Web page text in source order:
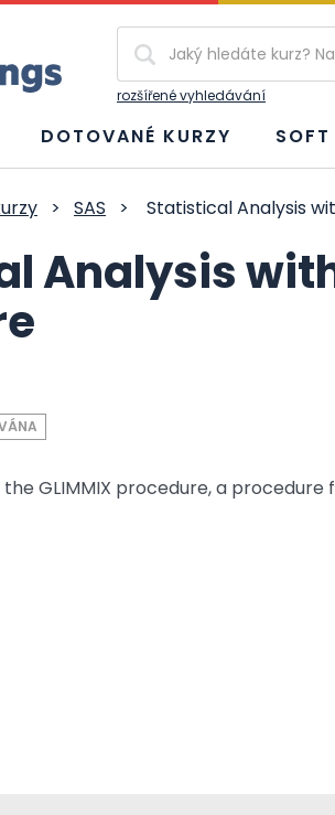
rozšířené vyhledávání
DOTOVANÉ KURZY
> SAS > Statistical Analysis
Analysis
the GLIMMIX procedure, a